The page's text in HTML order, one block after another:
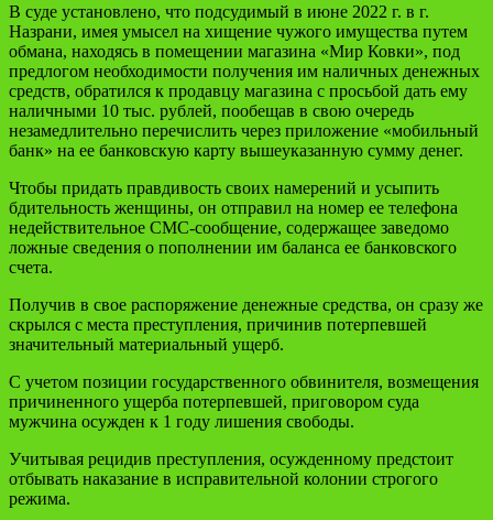
В суде установлено, что подсудимый в июне 2022 г. в г.
Назрани, имея умысел на хищение чужого имущества путем
обмана, находясь в помещении магазина «Мир Ковки», под
предлогом необходимости получения им наличных денежных
средств, обратился к продавцу магазина с просьбой дать ему
наличными 10 тыс. рублей, пообещав в свою очередь
незамедлительно перечислить через приложение «мобильный
банк» на ее банковскую карту вышеуказанную сумму денег.
Чтобы придать правдивость своих намерений и усыпить
бдительность женщины, он отправил на номер ее телефона
недействительное СМС-сообщение, содержащее заведомо
ложные сведения о пополнении им баланса ее банковского
счета.
Получив в свое распоряжение денежные средства, он сразу же
скрылся с места преступления, причинив потерпевшей
значительный материальный ущерб.
С учетом позиции государственного обвинителя, возмещения
причиненного ущерба потерпевшей, приговором суда
мужчина осужден к 1 году лишения свободы.
Учитывая рецидив преступления, осужденному предстоит
отбывать наказание в исправительной колонии строгого
режима.